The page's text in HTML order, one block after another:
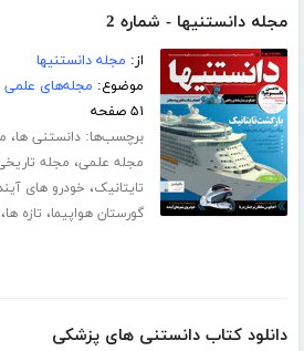
مجله دانستنیها - شماره 2
از: مجله دانستنیها
موضوع: مجله‌های علمی
۵۱ صفحه
برچسب‌ها:دانستنی ها،
مجله علمی، مجله
تایتانیک، خودرو های
گورستان هواپیما، تازه ها،
دانلود کتاب دانستنی های پزشکی